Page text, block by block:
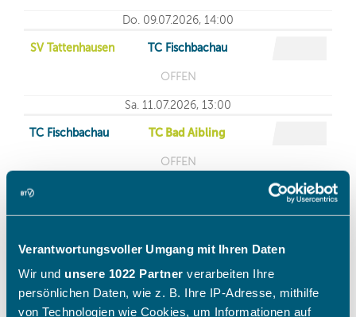
Verantwortungsvoller Umgang mit Ihren Daten
Wir und unsere 1022 Partner verarbeiten Ihre
persönlichen Daten, wie z. B. Ihre IP-Adresse, mithilfe
von Technologien wie Cookies, um Informationen auf